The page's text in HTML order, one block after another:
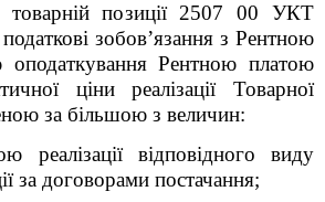
товарній позиції 2507 00 УКТ
зобов’язання з Рентною
Рентною платою
ціни реалізації Товарної
за більшою з величин:
реалізації відповідного виду
за договорами постачання;